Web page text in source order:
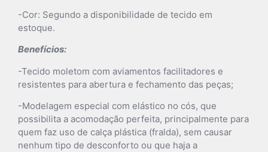
-Cor: Segundo a disponibilidade de tecido em
estoque.
Benefícios:
-Tecido moletom com aviamentos facilitadores e
resistentes para abertura e fechamento das peças;
-Modelagem especial com elástico no cós, que
possibilita a acomodação perfeita, principalmente para
quem faz uso de calça plástica (fralda), sem causar
nenhum tipo de desconforto ou que haja a